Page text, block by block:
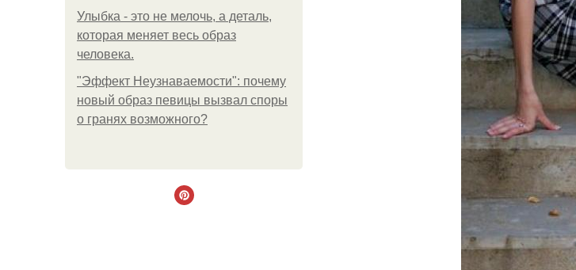
Улыбка - это не мелочь, а деталь,
которая меняет весь образ
человека.
"Эффект Неузнаваемости": почему
новый образ певицы вызвал споры
о гранях возможного?